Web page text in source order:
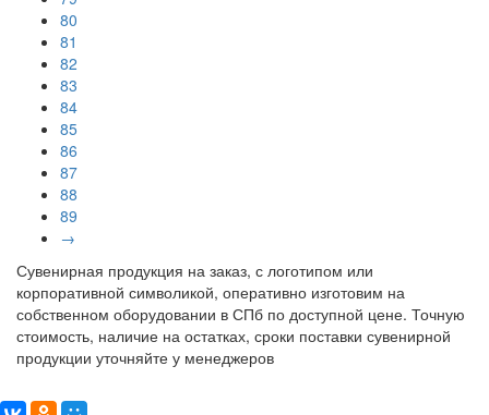
80
81
82
83
84
85
86
87
88
89
→
Сувенирная продукция на заказ, с логотипом или
корпоративной символикой, оперативно изготовим на
собственном оборудовании в СПб по доступной цене. Точную
стоимость, наличие на остатках, сроки поставки сувенирной
продукции уточняйте у менеджеров